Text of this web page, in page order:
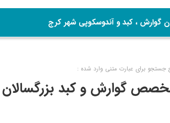
گوارش ، کبد و آندوسکوپی شهر کرج
جستجو برای عبارت متنی وارد شده :
گوارش و کبد